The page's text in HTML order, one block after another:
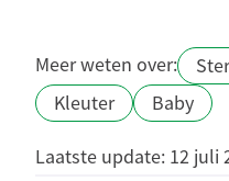
Meer weten over:
Kleuter
Baby
Laatste update: 12 juli